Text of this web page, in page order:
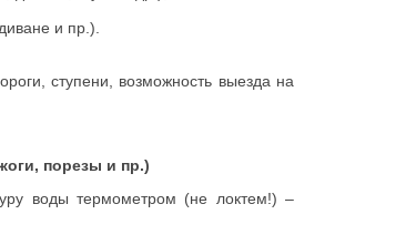
и пр.).
ступени, возможность выезда на
порезы и пр.)
воды термометром (не локтем!) –